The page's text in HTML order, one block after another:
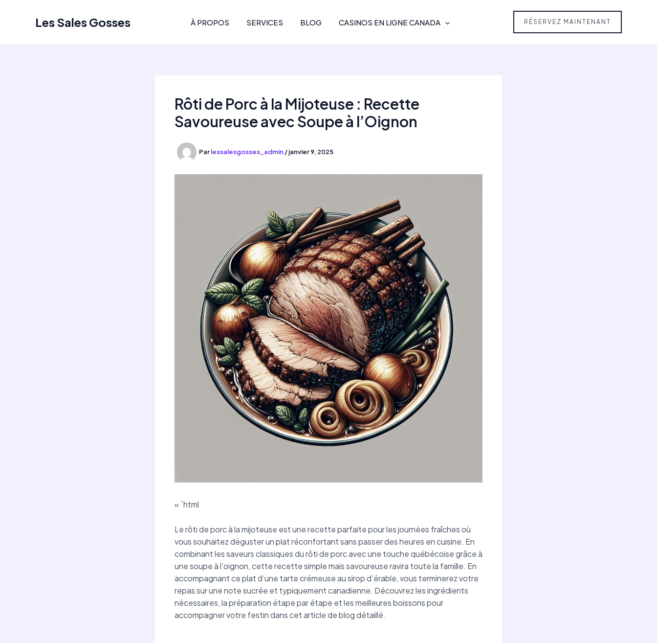
Les Sales Gosses À PROPOS SERVICES BLOG CASINOS EN LIGNE CANADA RÉSERVEZ MAINTENANT
Rôti de Porc à la Mijoteuse : Recette
Savoureuse avec Soupe à l’Oignon
Parlessalesgosses_admin /janvier 9, 2025
« `html
Le rôti de porc à la mijoteuse est une recette parfaite pour les journées fraîches où
vous souhaitez déguster un plat réconfortant sans passer des heures en cuisine. En
combinant les saveurs classiques du rôti de porc avec une touche québécoise grâce à
une soupe à l’oignon, cette recette simple mais savoureuse ravira toute la famille. En
accompagnant ce plat d’une tarte crémeuse au sirop d’érable, vous terminerez votre
repas sur une note sucrée et typiquement canadienne. Découvrez les ingrédients
nécessaires, la préparation étape par étape et les meilleures boissons pour
accompagner votre festin dans cet article de blog détaillé.